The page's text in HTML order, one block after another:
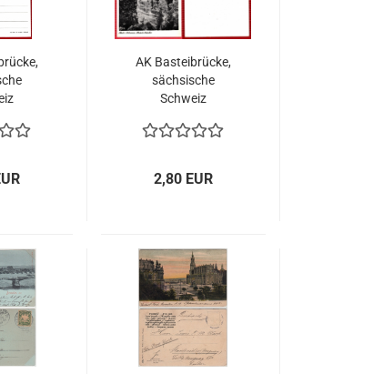
AK Bas­tei­brü­cke,
säch­si­sche
Schweiz
2,80 EUR